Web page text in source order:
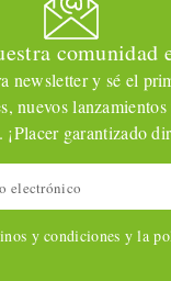
comunidad
newsletter y sé el
nuevos
garantizado
y condiciones y la